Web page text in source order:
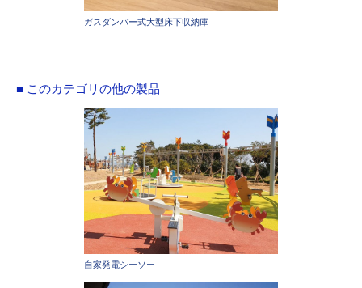
ガスダンパー式大型床下収納庫
■ このカテゴリの他の製品
自家発電シーソー